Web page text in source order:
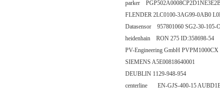
parker
FLENDER 2LC0100-3AG99-0AB0
Datasensor 957801060 SG2-30-105-
heidenhain RON 275 ID:358698-54
PV-Engineering GmbH PVPM1000CX
SIEMENS A5E00818640001
DEUBLIN 1129-948-954
centerline EN-GJS-400-15